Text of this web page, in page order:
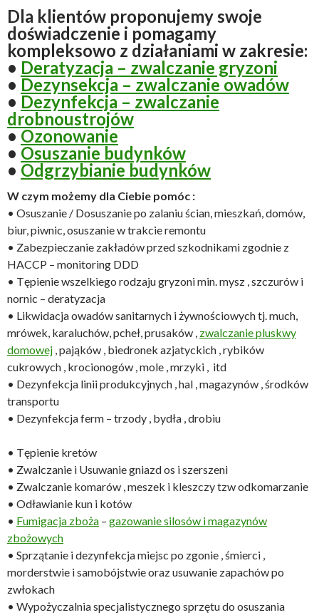
Dla klientów proponujemy swoje
doświadczenie i pomagamy
kompleksowo z działaniami w zakresie:
• Deratyzacja – zwalczanie gryzoni
• Dezynsekcja – zwalczanie owadów
• Dezynfekcja – zwalczanie
drobnoustrojów
• Ozonowanie
• Osuszanie budynków
• Odgrzybianie budynków
W czym możemy dla Ciebie pomóc :
• Osuszanie / Dosuszanie po zalaniu ścian, mieszkań, domów,
biur, piwnic, osuszanie w trakcie remontu
• Zabezpieczanie zakładów przed szkodnikami zgodnie z
HACCP – monitoring DDD
• Tępienie wszelkiego rodzaju gryzoni min. mysz , szczurów i
nornic – deratyzacja
• Likwidacja owadów sanitarnych i żywnościowych tj. much,
mrówek, karaluchów, pcheł, prusaków , zwalczanie pluskwy
domowej , pająków , biedronek azjatyckich , rybików
cukrowych , krocionogów , mole , mrzyki , itd
• Dezynfekcja linii produkcyjnych , hal , magazynów , środków
transportu
• Dezynfekcja ferm – trzody , bydła , drobiu
• Tępienie kretów
• Zwalczanie i Usuwanie gniazd os i szerszeni
• Zwalczanie komarów , meszek i kleszczy tzw odkomarzanie
• Odławianie kun i kotów
• Fumigacja zboża – gazowanie silosów i magazynów
zbożowych
• Sprzątanie i dezynfekcja miejsc po zgonie , śmierci ,
morderstwie i samobójstwie oraz usuwanie zapachów po
zwłokach
• Wypożyczalnia specjalistycznego sprzętu do osuszania